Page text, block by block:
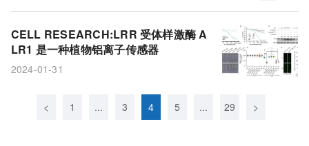
CELL RESEARCH:LRR 受体样激酶 A
LR1 是一种植物铝离子传感器
2024-01-31
< 1 ... 3 4 5 ... 29 >